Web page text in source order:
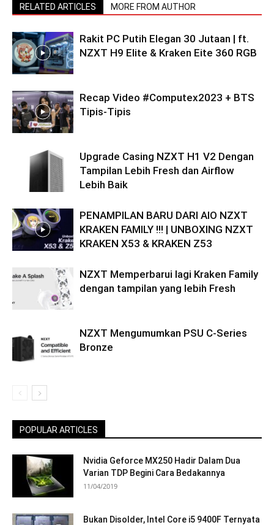
RELATED ARTICLES MORE FROM AUTHOR
Rakit PC Putih Elegan 30 Jutaan | ft.
NZXT H9 Elite & Kraken Eite 360 RGB
Recap Video #Computex2023 + BTS
Tipis-Tipis
Upgrade Casing NZXT H1 V2 Dengan
Tampilan Lebih Fresh dan Airflow
Lebih Baik
PENAMPILAN BARU DARI AIO NZXT
KRAKEN FAMILY !!! | UNBOXING NZXT
KRAKEN X53 & KRAKEN Z53
NZXT Memperbarui lagi Kraken Family
dengan tampilan yang lebih Fresh
NZXT Mengumumkan PSU C-Series
Bronze
POPULAR ARTICLES
Nvidia Geforce MX250 Hadir Dalam Dua
Varian TDP Begini Cara Bedakannya
11/04/2019
Bukan Disolder, Intel Core i5 9400F Ternyata